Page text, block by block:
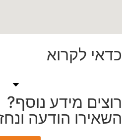
כדאי לקרוא
רוצים מידע נוסף?
השאירו הודעה